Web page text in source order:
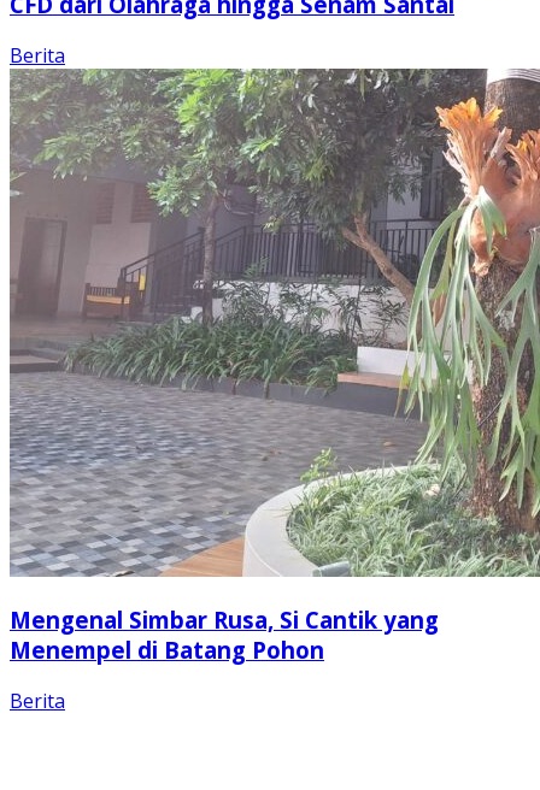
Berita
Mengenal Simbar Rusa, Si Cantik yang
Menempel di Batang Pohon
Berita